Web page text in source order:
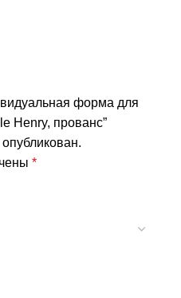
форма для
Henry, прованс”
*